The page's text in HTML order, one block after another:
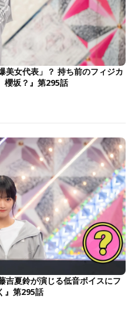
美女代表」？ 持ち前のフィジカ
櫻坂？』第295話
吉夏鈴が演じる低音ボイスにフ
』第295話